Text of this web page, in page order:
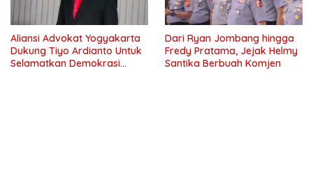
Aliansi Advokat Yogyakarta
Dukung Tiyo Ardianto Untuk
Selamatkan Demokrasi
Dari Ryan Jombang hingga
Fredy Pratama, Jejak Helmy
Santika Berbuah Komjen